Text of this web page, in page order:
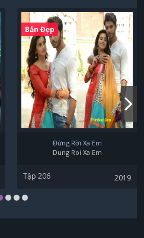
Bản Đẹp
Đừng Rời Xa Em
Dung Roi Xa Em
Tập 206 2019